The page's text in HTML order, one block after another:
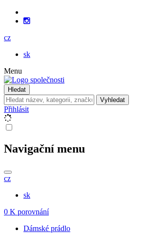
cz
sk
Menu
Hledat
Vyhledat
Přihlásit
Navigační menu
cz
sk
0 K porovnání
Dámské prádlo